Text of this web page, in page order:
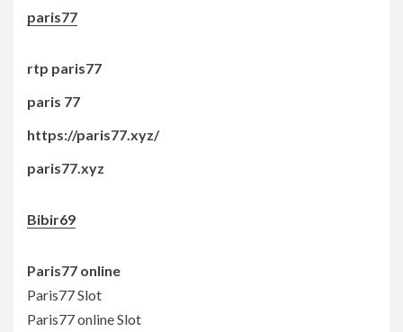
paris77
rtp paris77
paris 77
https://paris77.xyz/
paris77.xyz
Bibir69
Paris77 online
Paris77 Slot
Paris77 online Slot